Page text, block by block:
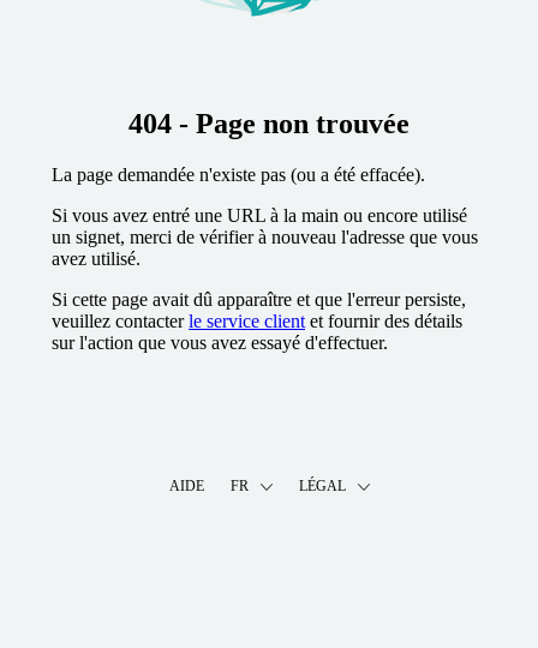
404 - Page non trouvée
La page demandée n'existe pas (ou a été effacée).
Si vous avez entré une URL à la main ou encore utilisé
un signet, merci de vérifier à nouveau l'adresse que vous
avez utilisé.
Si cette page avait dû apparaître et que l'erreur persiste,
veuillez contacterle service client et fournir des détails
sur l'action que vous avez essayé d'effectuer.
AIDE FR LÉGAL